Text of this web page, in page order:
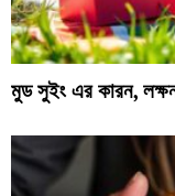
মুড সুইং এর কারন,